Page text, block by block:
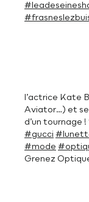
l’actrice Kate
Aviator…) et
d’un tournage
#gucci
#mode
Grenez